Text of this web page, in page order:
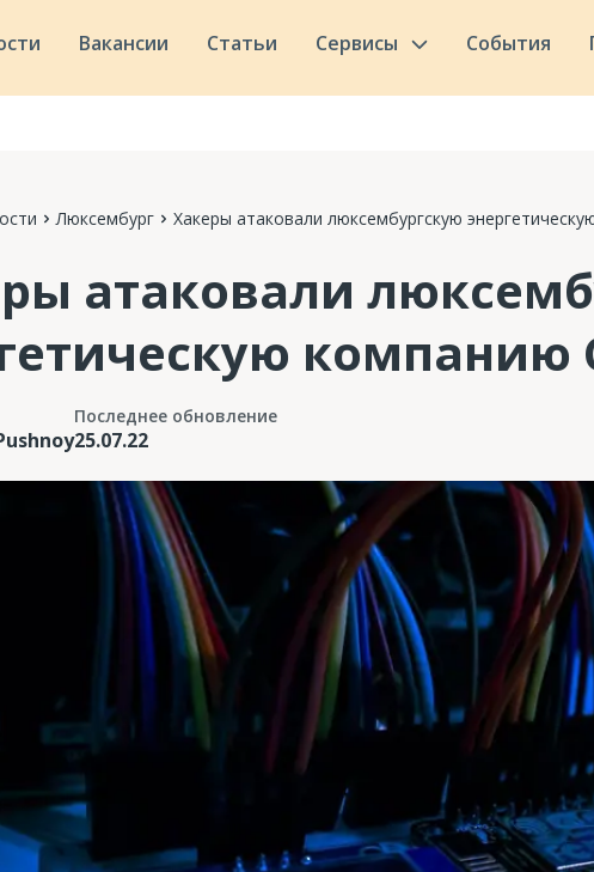
Вакансии Статьи Сервисы События
Люксембург Хакеры атаковали люксембургскую
атаковали
компанию
Последнее обновление
25.07.22